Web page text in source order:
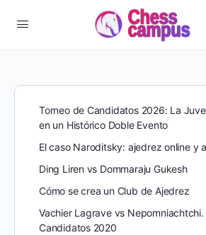
Torneo de Candidatos 2026: La
en un Histórico Doble Evento
El caso Naroditsky: ajedrez online y
Ding Liren vs Dommaraju Gukesh
Cómo se crea un Club de Ajedrez
Vachier Lagrave vs
Candidatos 2020